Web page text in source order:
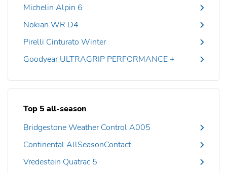
Michelin Alpin 6
Nokian WR D4
Pirelli Cinturato Winter
Goodyear ULTRAGRIP PERFORMANCE +
Top 5 all-season
Bridgestone Weather Control A005
Continental AllSeasonContact
Vredestein Quatrac 5